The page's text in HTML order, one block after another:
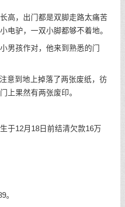
，出门都是双脚走路太痛苦
电驴，一双小脚都够不着地。
孩作对，他来到熟悉的门
到地上掉落了两张废纸，彷
上果然有两张废印。
12月18日前结清欠款16万
。